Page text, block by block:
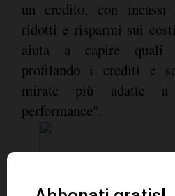
un credito, con
ridotti e risparmi sui
aiuta a capire quali
profilando i crediti e
mirate più adatte a
performance".